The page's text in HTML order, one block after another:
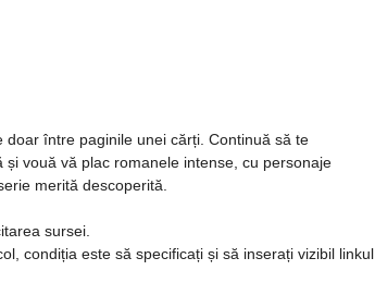
între paginile unei cărți. Continuă să te
vouă vă plac romanele intense, cu personaje
merită descoperită.
sursei.
condiția este să specificați și să inserați vizibil linkul